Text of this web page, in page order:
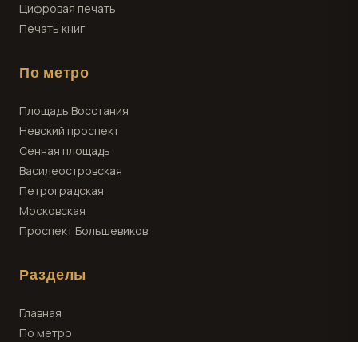
Цифровая печать
Печать книг
По метро
Площадь Восстания
Невский проспект
Сенная площадь
Василеостровская
Петроградская
Московская
Проспект Большевиков
Разделы
Главная
По метро